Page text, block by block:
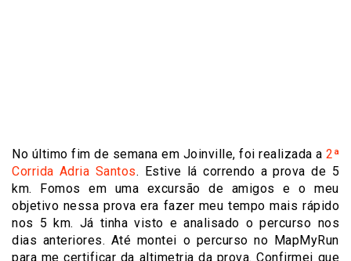
No último fim de semana em Joinville, foi realizada a 2ª
Corrida Adria Santos. Estive lá correndo a prova de 5
km. Fomos em uma excursão de amigos e o meu
objetivo nessa prova era fazer meu tempo mais rápido
nos 5 km. Já tinha visto e analisado o percurso nos
dias anteriores. Até montei o percurso no MapMyRun
para me certificar da altimetria da prova. Confirmei que